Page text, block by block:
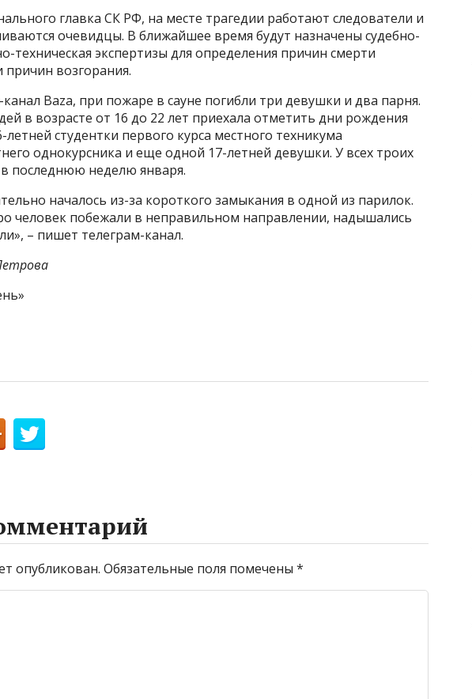
главка СК РФ, на месте трагедии работают следователи и
очевидцы. В ближайшее время будут назначены судебно-
техническая экспертизы для определения причин смерти
возгорания.
канал Baza, при пожаре в сауне погибли три девушки и два парня.
в возрасте от 16 до 22 лет приехала отметить дни рождения
летней студентки первого курса местного техникума
однокурсника и еще одной 17-летней девушки. У всех троих
последнюю неделю января.
началось из-за короткого замыкания в одной из парилок.
человек побежали в неправильном направлении, надышались
– пишет телеграм-канал.
опубликован. Обязательные поля помечены *